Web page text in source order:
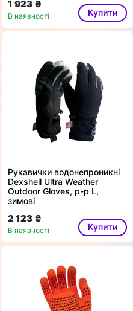
1 923 ₴
В наявності Купити
Рукавички водонепроникні
Dexshell Ultra Weather
Outdoor Gloves, p-p L,
зимові
2 123 ₴
В наявності Купити